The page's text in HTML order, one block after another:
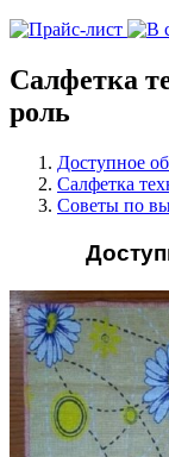
Салфетка
роль
Доступное
Салфетка
Советы по